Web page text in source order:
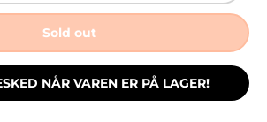
Sold out
NÅR VAREN ER PÅ LAGER!